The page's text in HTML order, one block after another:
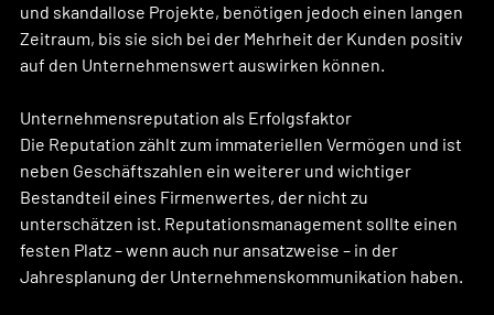
und skandallose Projekte, benötigen jedoch einen langen
Zeitraum, bis sie sich bei der Mehrheit der Kunden positiv
auf den Unternehmenswert auswirken können.
Unternehmensreputation als Erfolgsfaktor
Die Reputation zählt zum immateriellen Vermögen und ist
neben Geschäftszahlen ein weiterer und wichtiger
Bestandteil eines Firmenwertes, der nicht zu
unterschätzen ist. Reputationsmanagement sollte einen
festen Platz – wenn auch nur ansatzweise – in der
Jahresplanung der Unternehmenskommunikation haben.